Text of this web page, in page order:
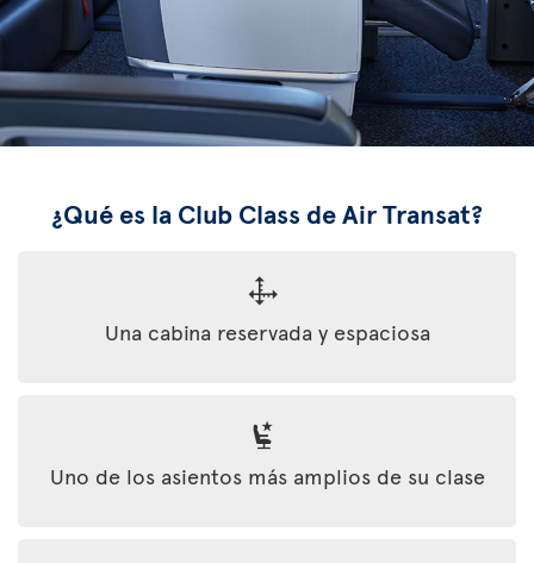
¿Qué es la Club Class de Air Transat?
Una cabina reservada y espaciosa
Uno de los asientos más amplios de su clase